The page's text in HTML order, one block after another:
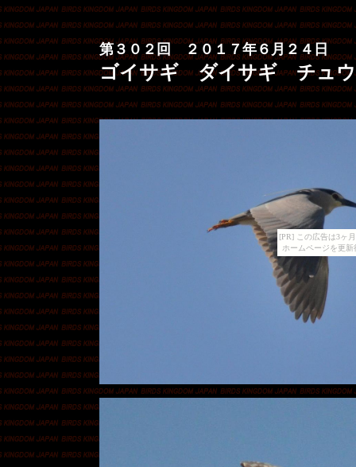
[PR] この広告は3ヶ
ホームページを更
ゴイサギ ダイサギ チュウ
第３０２回 ２０１７年６月２４日